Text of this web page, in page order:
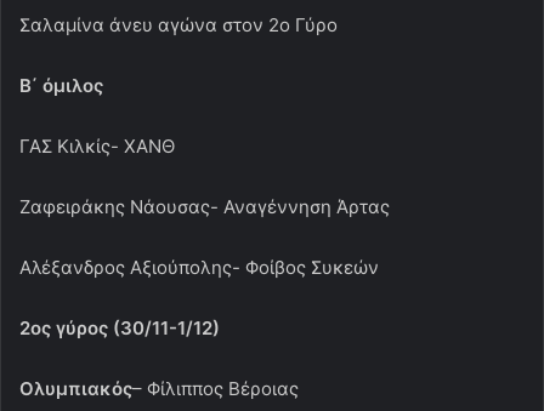
Σαλαμίνα άνευ αγώνα στον 2ο Γύρο
Β΄ όμιλος
ΓΑΣ Κιλκίς- ΧΑΝΘ
Ζαφειράκης Νάουσας- Αναγέννηση Άρτας
Αλέξανδρος Αξιούπολης- Φοίβος Συκεών
2ος γύρος (30/11-1/12)
Ολυμπιακός– Φίλιππος Βέροιας